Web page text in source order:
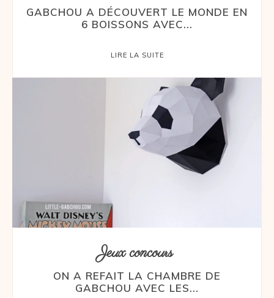
GABCHOU A DÉCOUVERT LE MONDE EN
6 BOISSONS AVEC...
LIRE LA SUITE
Jeux concours
ON A REFAIT LA CHAMBRE DE
GABCHOU AVEC LES...